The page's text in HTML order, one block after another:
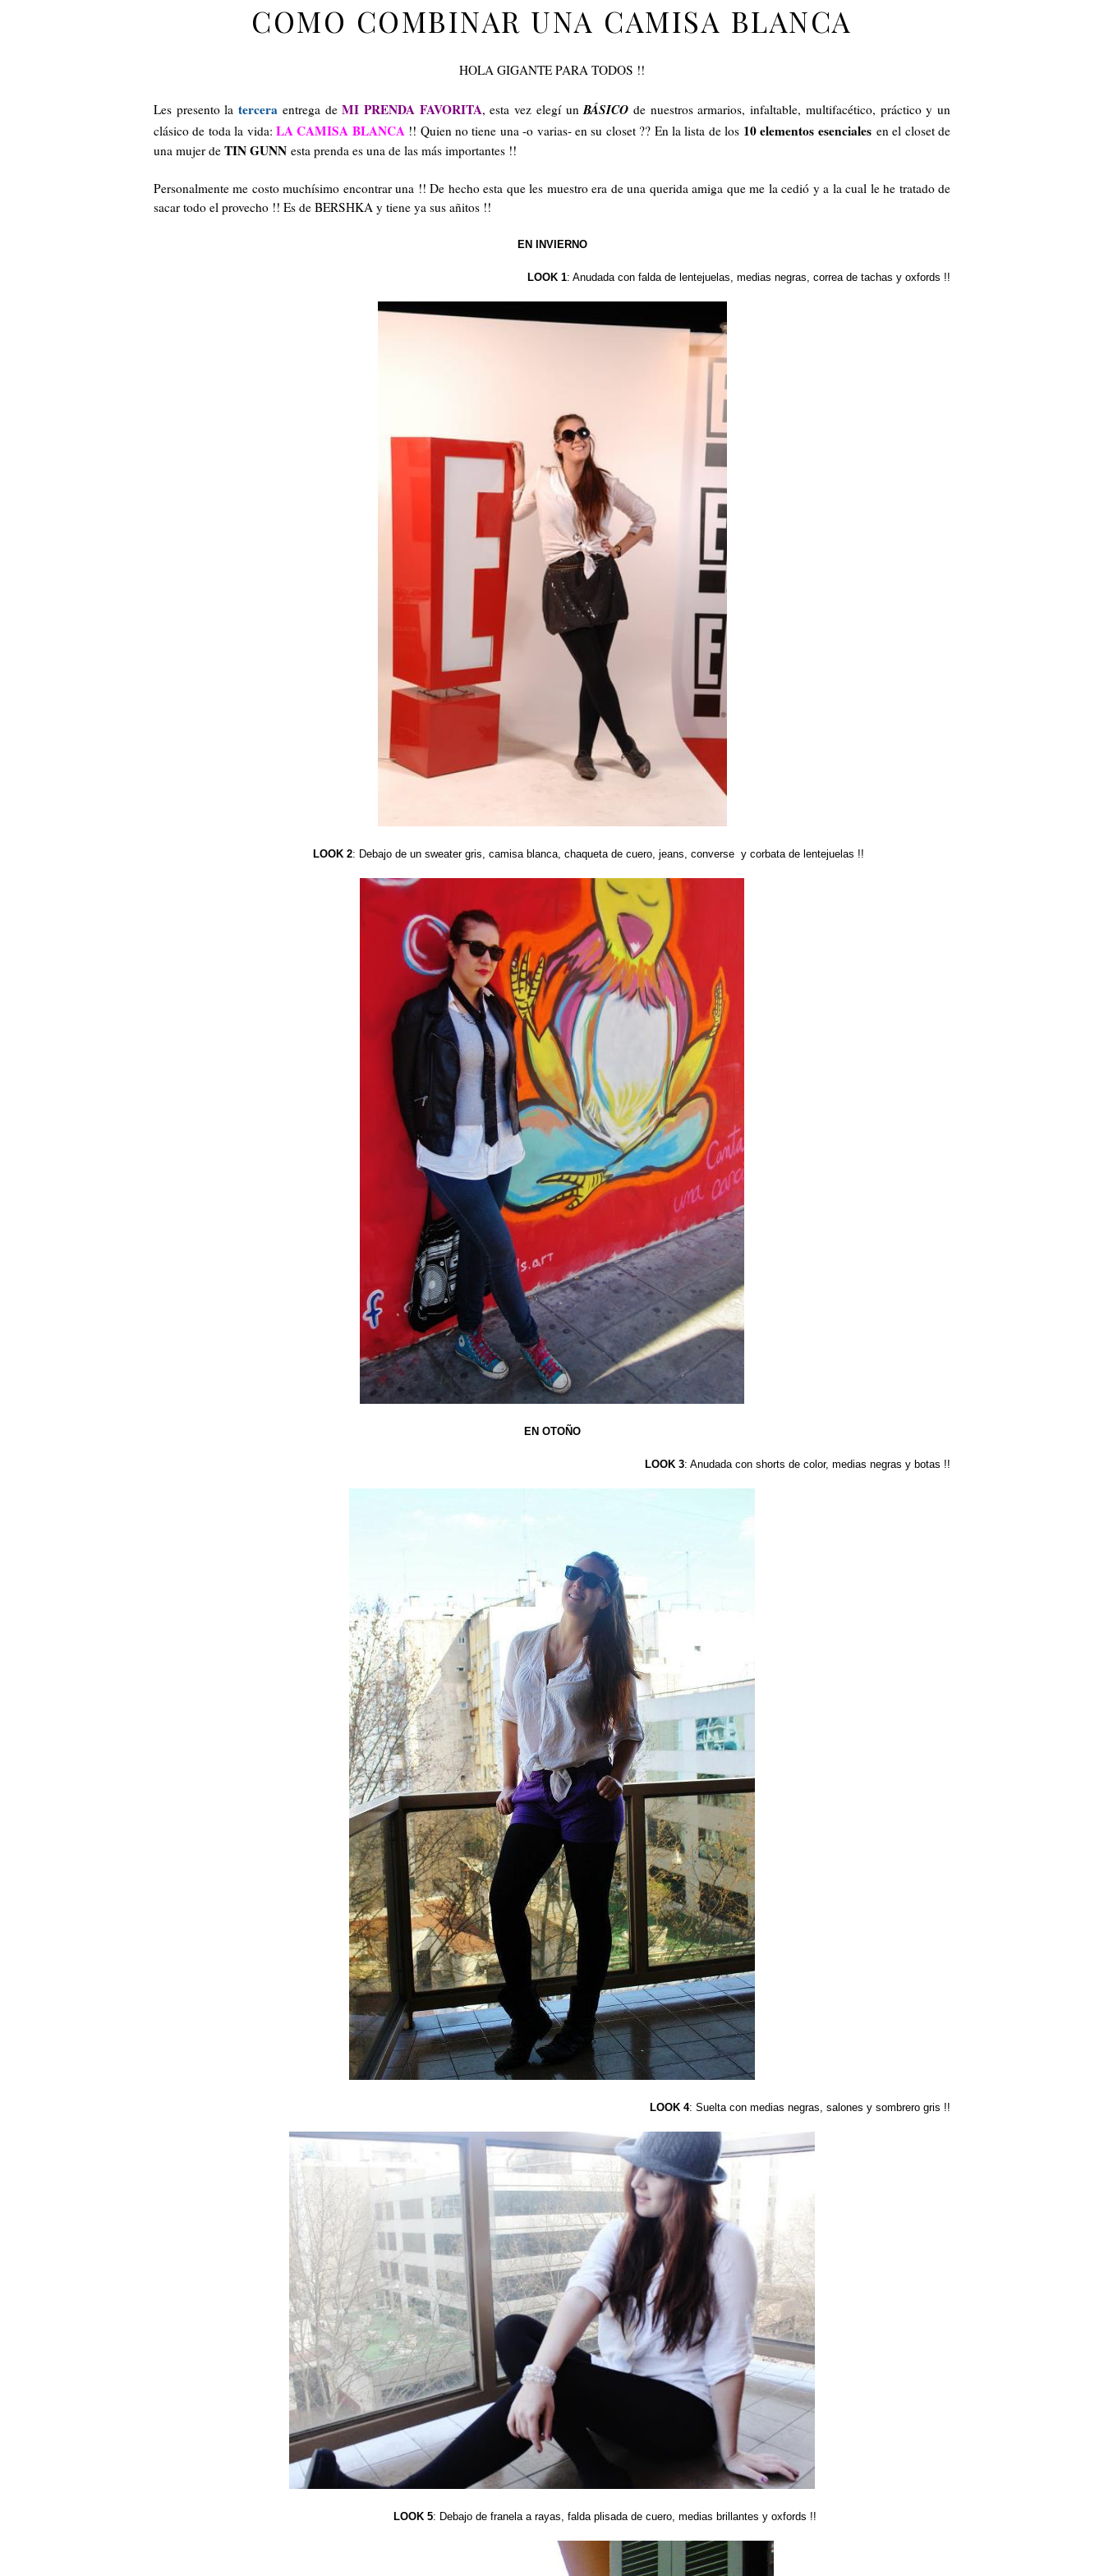
COMO COMBINAR UNA CAMISA BLANCA
HOLA GIGANTE PARA TODOS !!
Les presento latercera entrega deMI PRENDA FAVORITA, esta vez elegí unBÁSICOde nuestros armarios, infaltable, multifacético, práctico y un
clásico de toda la vida: LA CAMISA BLANCA!! Quien no tiene una -o varias- en su closet ?? En la lista de los 10 elementos esenciales en el closet de
una mujer de TIN GUNN esta prenda es una de las más importantes !!
Personalmente me costo muchísimo encontrar una !! De hecho esta que les muestro era de una querida amiga que me la cedió y a la cual le he tratado de
sacar todo el provecho !! Es de BERSHKA y tiene ya sus añitos !!
EN INVIERNO
LOOK 1: Anudada con falda de lentejuelas, medias negras, correa de tachas y oxfords !!
LOOK 2: Debajo de un sweater gris, camisa blanca, chaqueta de cuero, jeans, converse y corbata de lentejuelas !!
EN OTOÑO
LOOK 3: Anudada con shorts de color, medias negras y botas !!
LOOK 4: Suelta con medias negras, salones y sombrero gris !!
LOOK 5: Debajo de franela a rayas, falda plisada de cuero, medias brillantes y oxfords !!